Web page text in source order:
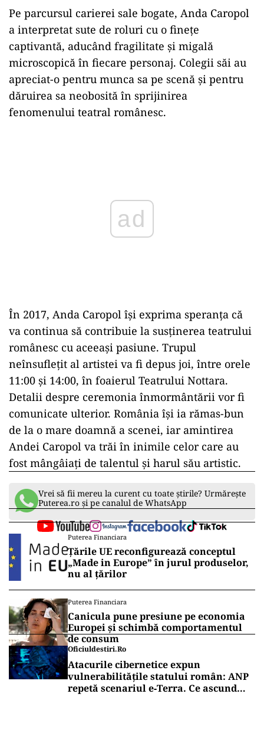
Pe parcursul carierei sale bogate, Anda Caropol
a interpretat sute de roluri cu o finețe
captivantă, aducând fragilitate și migală
microscopică în fiecare personaj. Colegii săi au
apreciat-o pentru munca sa pe scenă și pentru
dăruirea sa neobosită în sprijinirea
fenomenului teatral românesc.
În 2017, Anda Caropol își exprima speranța că
va continua să contribuie la susținerea teatrului
românesc cu aceeași pasiune. Trupul
neînsuflețit al artistei va fi depus joi, între orele
11:00 și 14:00, în foaierul Teatrului Nottara.
Detalii despre ceremonia înmormântării vor fi
comunicate ulterior. România își ia rămas-bun
de la o mare doamnă a scenei, iar amintirea
Andei Caropol va trăi în inimile celor care au
fost mângâiați de talentul și harul său artistic.
Vrei să fii mereu la curent cu toate știrile? Urmărește
Puterea.ro și pe canalul de WhatsApp
Puterea Financiara
Țările UE reconfigurează conceptul
„Made in Europe” în jurul produselor,
nu al țărilor
Puterea Financiara
Canicula pune presiune pe economia
Europei și schimbă comportamentul
de consum
Oficiuldestiri.ro
Atacurile cibernetice expun
vulnerabilitățile statului român: ANP
repetă scenariul e‑Terra. Ce ascund